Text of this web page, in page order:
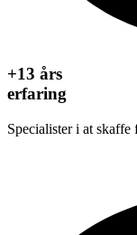
+13 års
erfaring
Specialister i at